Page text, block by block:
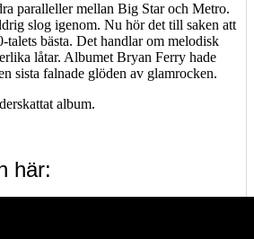
paralleller mellan Big Star och Metro.
slog igenom. Nu hör det till saken att
talets bästa. Det handlar om melodisk
låtar. Albumet Bryan Ferry hade
sista falnade glöden av glamrocken.
album.
här: